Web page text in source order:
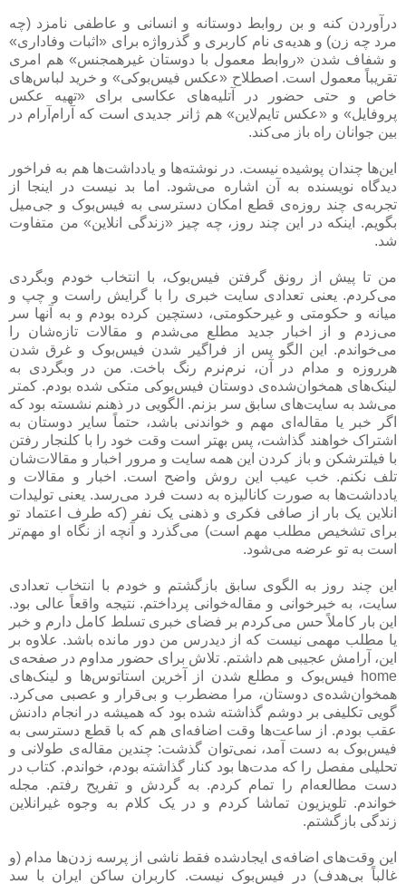
درآوردن کنه و بن روابط دوستانه و انسانی و عاطفی نامزد (چه
مرد چه زن) و هدیه‌ی نام کاربری و گذرواژه برای «اثبات وفاداری»
و شفاف شدن «روابط معمول با دوستان غیرهمجنس» هم امری
تقریباً معمول است. اصطلاح «عکس فیس‌بوکی» و خرید لباس‌های
خاص و حتی حضور در آتلیه‌های عکاسی برای «تهیه عکس
پروفایل» و «عکس تایم‌لاین» هم ژانر جدیدی است که آرام‌آرام در
بین جوانان راه باز می‌کند.
این‌ها چندان پوشیده نیست. در نوشته‌ها و یادداشت‌ها هم به فراخور
دیدگاه نویسنده به آن اشاره می‌شود. اما بد نیست در اینجا از
تجربه‌ی چند روزه‌ی قطع امکان دسترسی به فیس‌بوک و جی‌میل
بگویم. اینکه در این چند روز، چه چیز «زندگی انلاین» من متفاوت
شد.
من تا پیش از رونق گرفتن فیس‌بوک، با انتخاب خودم وبگردی
می‌کردم. یعنی تعدادی سایت خبری را با گرایش راست و چپ و
میانه و حکومتی و غیرحکومتی، دستچین کرده بودم و به آنها سر
می‌زدم و از اخبار جدید مطلع می‌شدم و مقالات تازه‌شان را
می‌خواندم. این الگو پس از فراگیر شدن فیس‌بوک و غرق شدن
هرروزه و مدام در آن، نرم‌نرم رنگ باخت. من در وبگردی به
لینک‌های همخوان‌شده‌ی دوستان فیس‌بوکی متکی شده بودم. کمتر
می‌شد به سایت‌های سابق سر بزنم. الگویی در ذهنم نشسته بود که
اگر خبر یا مقاله‌ای مهم و خواندنی باشد، حتماً سایر دوستان به
اشتراک خواهند گذاشت، پس بهتر است وقت خود را با کلنجار رفتن
با فیلترشکن و باز کردن این همه سایت و مرور اخبار و مقالات‌شان
تلف نکنم. خب عیب این روش واضح است. اخبار و مقالات و
یادداشت‌ها به صورت کانالیزه به دست فرد می‌رسد. یعنی تولیدات
انلاین یک بار از صافی فکری و ذهنی یک نفر (که طرف اعتماد تو
برای تشخیص مطلب مهم است) می‌گذرد و آنچه از نگاه او مهم‌تر
است به تو عرضه می‌شود.
این چند روز به الگوی سابق بازگشتم و خودم با انتخاب تعدادی
سایت، به خبرخوانی و مقاله‌خوانی پرداختم. نتیجه واقعاً عالی بود.
این بار کاملاً حس می‌کردم بر فضای خبری تسلط کامل دارم و خبر
یا مطلب مهمی نیست که از دیدرس من دور مانده باشد. علاوه بر
این، آرامش عجیبی هم داشتم. تلاش برای حضور مداوم در صفحه‌ی
home فیس‌بوک و مطلع شدن از آخرین استاتوس‌ها و لینک‌های
همخوان‌شده‌ی دوستان، مرا مضطرب و بی‌قرار و عصبی می‌کرد.
گویی تکلیفی بر دوشم گذاشته شده بود که همیشه در انجام دادنش
عقب بودم. از ساعت‌ها وقت اضافه‌ای هم که با قطع دسترسی به
فیس‌بوک به دست آمد، نمی‌توان گذشت: چندین مقاله‌ی طولانی و
تحلیلی مفصل را که مدت‌ها بود کنار گذاشته بودم، خواندم. کتاب در
دست مطالعه‌ام را تمام کردم. به گردش و تفریح رفتم. مجله
خواندم. تلویزیون تماشا کردم و در یک کلام به وجوه غیرانلاین
زندگی بازگشتم.
این وقت‌های اضافه‌ی ایجادشده فقط ناشی از پرسه زدن‌ها مدام (و
غالباً بی‌هدف) در فیس‌بوک نیست. کاربران ساکن ایران با سد